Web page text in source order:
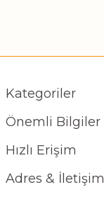
Kategoriler
Önemli Bilgiler
Hızlı Erişim
Adres & İletişim